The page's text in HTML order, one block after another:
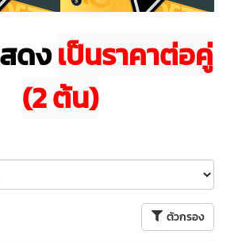
ดงเป็นราคาต่อคู่
(2 ต้น)
ตัวกรอง